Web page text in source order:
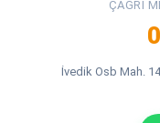
ÇAĞRI
İvedik Osb Mah.